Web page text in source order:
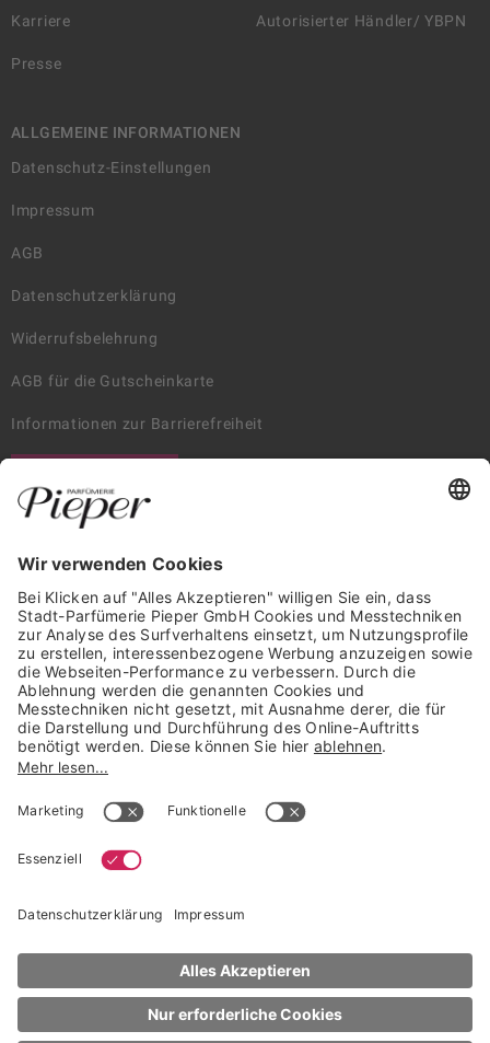
Augen
Volume Effet Faux Cils Mascara
Karriere
Presse
Autorisierter Händler/ YBPN
ALLGEMEINE INFORMATIONEN
Datenschutz-Einstellungen
Impressum
AGB
Datenschutzerklärung
Widerrufsbelehrung
AGB für die Gutscheinkarte
Informationen zur Barrierefreiheit
Trusted Shops Mitglied seit 2010
* unverbindliche Preisempfehlung der Verbundgruppe beauty alliance
NACH OBEN